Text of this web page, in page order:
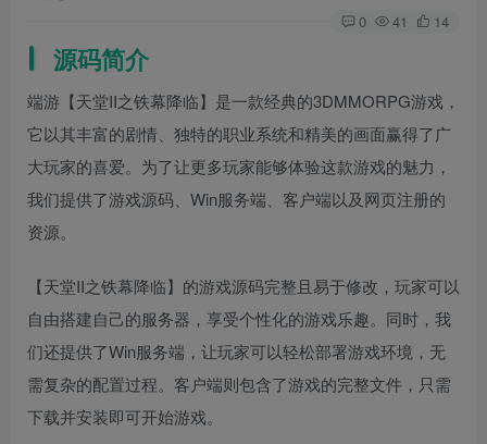
0 41 14
源码简介
端游【天堂II之铁幕降临】是一款经典的3DMMORPG游戏，
它以其丰富的剧情、独特的职业系统和精美的画面赢得了广
大玩家的喜爱。为了让更多玩家能够体验这款游戏的魅力，
我们提供了游戏源码、Win服务端、客户端以及网页注册的
资源。
【天堂II之铁幕降临】的游戏源码完整且易于修改，玩家可以
自由搭建自己的服务器，享受个性化的游戏乐趣。同时，我
们还提供了Win服务端，让玩家可以轻松部署游戏环境，无
需复杂的配置过程。客户端则包含了游戏的完整文件，只需
下载并安装即可开始游戏。